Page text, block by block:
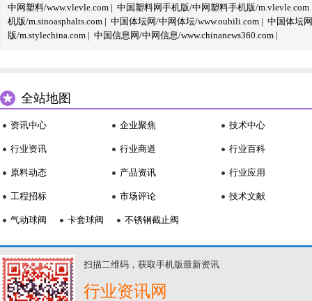
中网塑料/www.vlevle.com | 中国塑料网手机版/中网塑料手机版/m.vlevle.com
机版/m.sinoasphalts.com | 中国体坛网/中网体坛/www.oubili.com | 中国体坛
版/m.stylechina.com | 中国信息网/中网信息/www.chinanews360.com |
全站地图
资讯中心
行业资讯
原料动态
工程招标
企业聚焦
行业商道
产品资讯
市场评论
技术中心
行业百科
行业应用
技术文献
气动球阀 卡套球阀 不锈钢截止阀
扫描二维码，获取手机版最新资讯
行业资讯网